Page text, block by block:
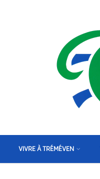
VIVRE À TRÉMÉVEN